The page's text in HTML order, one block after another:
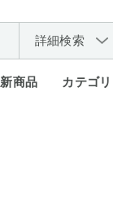
詳細検索
新商品 カテゴリ